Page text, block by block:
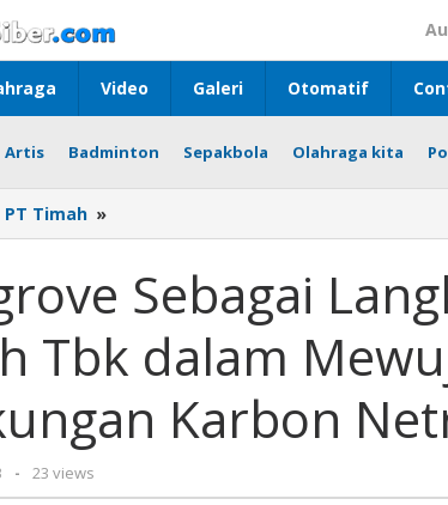
Video Galeri Otomatif
Artis Badminton Sepakbola Olahraga kita
PT Timah »
Sebagai
Nyata
PT
Timah
Tbk
Mewujudkan
Lingkungan
Sebagai
Tbk dalam
Karbon
by
Jurnalsiber
- 23 views